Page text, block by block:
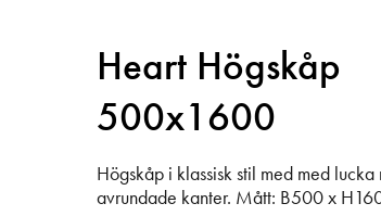
Heart Högskåp
500x1600
Högskåp i klassisk stil med med lucka
avrundade kanter. Mått: B500 x